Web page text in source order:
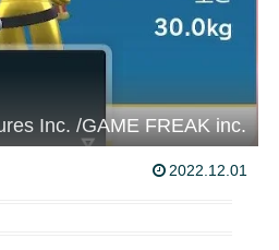
Inc. /GAME FREAK inc.
2022.12.01